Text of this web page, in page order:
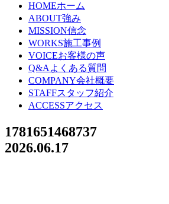
HOMEホーム
ABOUT強み
MISSION信念
WORKS施工事例
VOICEお客様の声
Q&A よくある質問
COMPANY会社概要
STAFFスタッフ紹介
ACCESSアクセス
1781651468737
2026.06.17